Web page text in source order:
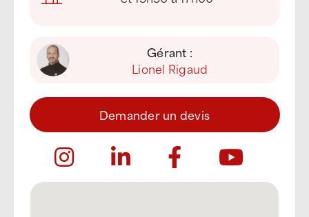
Gérant :
Lionel Rigaud
Demander un devis